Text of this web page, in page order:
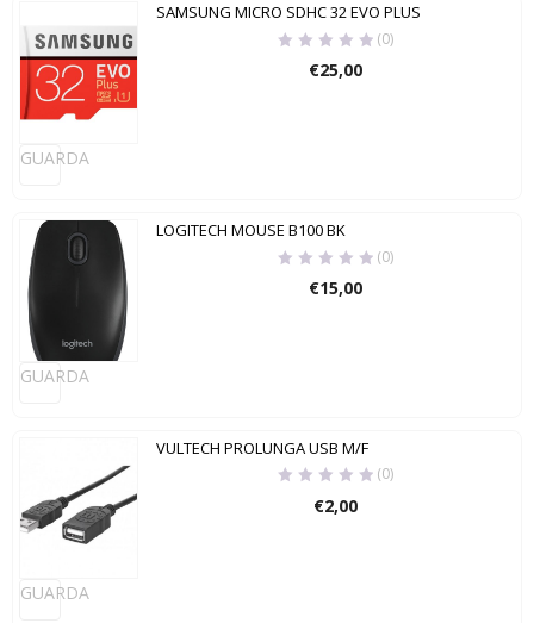
GUARDA
SAMSUNG MICRO SDHC 32 EVO PLUS
(0)
€25,00
GUARDA
LOGITECH MOUSE B100 BK
(0)
€15,00
GUARDA
VULTECH PROLUNGA USB M/F
(0)
€2,00